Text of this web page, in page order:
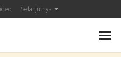
Selanjutnya